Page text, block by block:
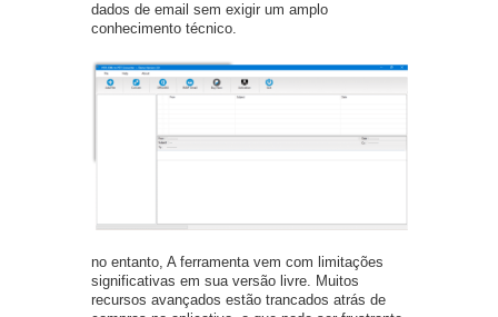
dados de email sem exigir um amplo
conhecimento técnico.
no entanto, A ferramenta vem com limitações
significativas em sua versão livre. Muitos
recursos avançados estão trancados atrás de